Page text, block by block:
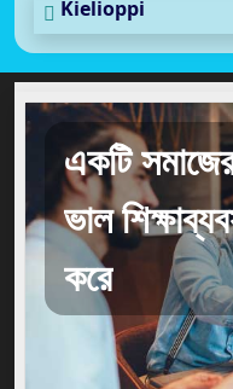
Kielioppi
একটি
ভাল
করে